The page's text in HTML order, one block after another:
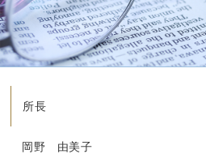
所長
岡野 由美子